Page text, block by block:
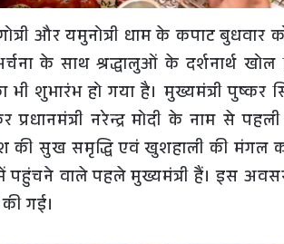
और यमुनोत्री धाम के कपाट बुधवार
के साथ श्रद्धालुओं के दर्शनार्थ
भी शुभारंभ हो गया है। मुख्यमंत्री पुष्कर
नरेन्द्र मोदी के नाम से
सुख समृद्धि एवं खुशहाली की मंगल
पहुंचने वाले पहले मुख्यमंत्री हैं। इस अवसर
गई।